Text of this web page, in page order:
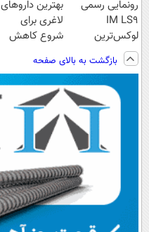
رونمایی رسمی
IM LS9
لوکس‌ترین
EREV در ایران
بهترین داروهای
لاغری برای
شروع کاهش
داروخانه های
نزدیکت!
بازگشت به بالای صفحه